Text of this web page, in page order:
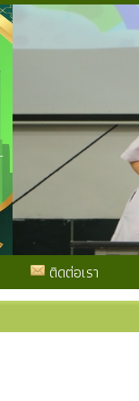
ติดต่อเรา